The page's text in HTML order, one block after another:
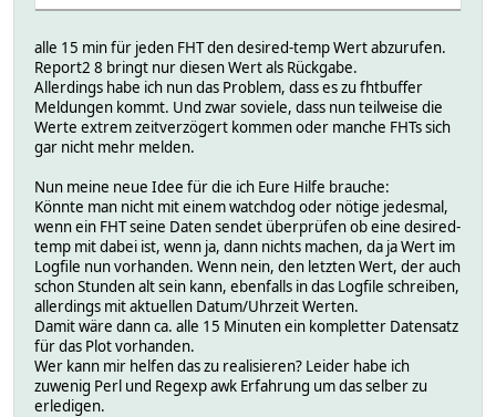
alle 15 min für jeden FHT den desired-temp Wert abzurufen.
Report2 8 bringt nur diesen Wert als Rückgabe.
Allerdings habe ich nun das Problem, dass es zu fhtbuffer
Meldungen kommt. Und zwar soviele, dass nun teilweise die
Werte extrem zeitverzögert kommen oder manche FHTs sich
gar nicht mehr melden.
Nun meine neue Idee für die ich Eure Hilfe brauche:
Könnte man nicht mit einem watchdog oder nötige jedesmal,
wenn ein FHT seine Daten sendet überprüfen ob eine desired-
temp mit dabei ist, wenn ja, dann nichts machen, da ja Wert im
Logfile nun vorhanden. Wenn nein, den letzten Wert, der auch
schon Stunden alt sein kann, ebenfalls in das Logfile schreiben,
allerdings mit aktuellen Datum/Uhrzeit Werten.
Damit wäre dann ca. alle 15 Minuten ein kompletter Datensatz
für das Plot vorhanden.
Wer kann mir helfen das zu realisieren? Leider habe ich
zuwenig Perl und Regexp awk Erfahrung um das selber zu
erledigen.